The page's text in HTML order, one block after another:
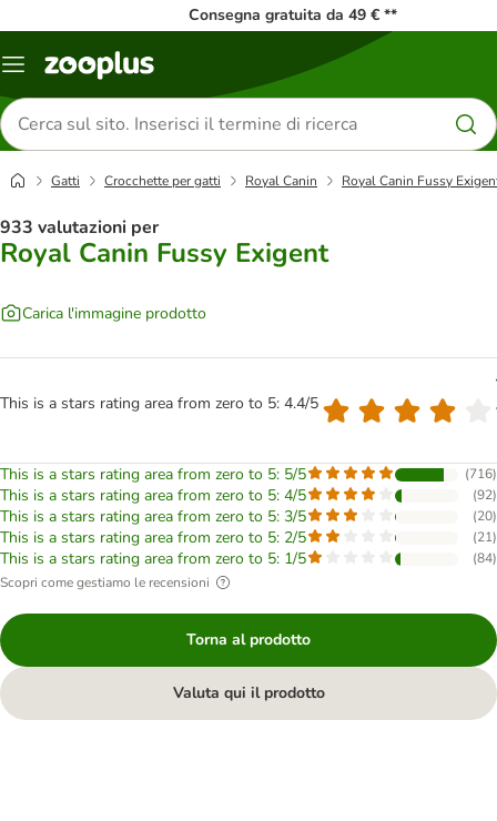
Consegna gratuita da 49 € **
Overview
Cerca
prodotti
Gatti Crocchette per gatti Royal Canin Royal Canin Fussy
933 valutazioni per
Royal Canin Fussy Exigent
Carica l'immagine prodotto
This is a stars rating area from zero to 5: 4.4/5
This is a stars rating area from zero to 5: 5/5 (716)
This is a stars rating area from zero to 5: 4/5 (92)
This is a stars rating area from zero to 5: 3/5 (20)
This is a stars rating area from zero to 5: 2/5 (21)
This is a stars rating area from zero to 5: 1/5 (84)
Scopri come gestiamo le recensioni
Torna al prodotto
Valuta qui il prodotto